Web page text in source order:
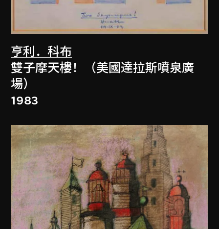
亨利．科布
雙子摩天樓！（美國達拉斯噴泉廣
場）
1983